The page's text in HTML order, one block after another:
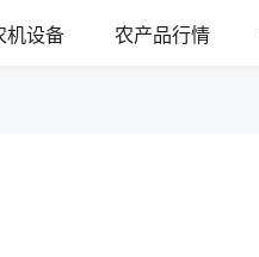
机设备 农产品行情